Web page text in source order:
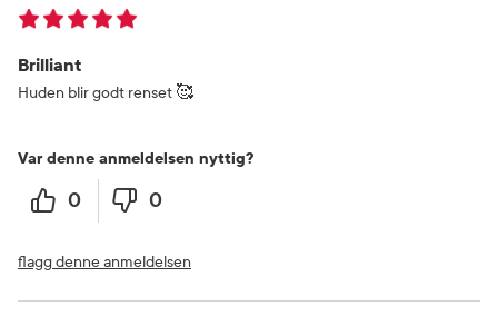
Brilliant
Huden blir godt renset 🥰
Var denne anmeldelsen nyttig?
0 0
flagg denne anmeldelsen